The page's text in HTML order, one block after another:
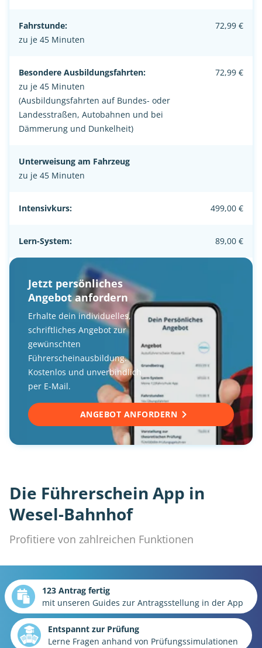
Fahrstunde:
zu je 45 Minuten
72,99 €
Besondere Ausbildungsfahrten:
zu je 45 Minuten
(Ausbildungsfahrten auf Bundes- oder
Landesstraßen, Autobahnen und bei
Dämmerung und Dunkelheit)
72,99 €
Unterweisung am Fahrzeug
zu je 45 Minuten
Intensivkurs: 499,00 €
Lern-System: 89,00 €
Jetzt persönliches
Angebot anfordern
Erhalte dein individuelles,
schriftliches Angebot zur
gewünschten
Führerscheinausbildung.
Kostenlos und unverbindlich
per E-Mail.
ANGEBOT ANFORDERN
Die Führerschein App in
Wesel-Bahnhof
Profitiere von zahlreichen Funktionen
123 Antrag fertig
mit unseren Guides zur Antragsstellung in der App
Entspannt zur Prüfung
Lerne Fragen anhand von Prüfungssimulationen